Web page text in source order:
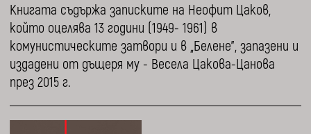
Книгата съдържа записките на Неофит Цаков,
който оцелява 13 години (1949- 1961) в
комунистическите затвори и в „Белене”, запазени и
издадени от дъщеря му - Весела Цакова-Цанова
през 2015 г.